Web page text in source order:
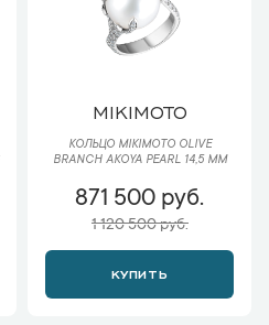
MIKIMOTO
КОЛЬЦО MIKIMOTO OLIVE
BRANCH AKOYA PEARL 14,5 MM
871 500 руб.
1 120 500 руб.
КУПИТЬ